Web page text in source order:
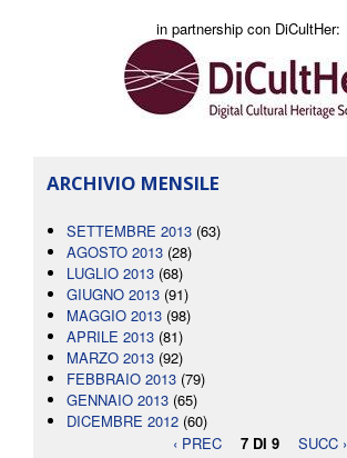
in partnership con DiCultHer:
ARCHIVIO MENSILE
SETTEMBRE 2013 (63)
AGOSTO 2013 (28)
LUGLIO 2013 (68)
GIUGNO 2013 (91)
MAGGIO 2013 (98)
APRILE 2013 (81)
MARZO 2013 (92)
FEBBRAIO 2013 (79)
GENNAIO 2013 (65)
DICEMBRE 2012 (60)
‹ PREC
7 DI 9 SUCC ›